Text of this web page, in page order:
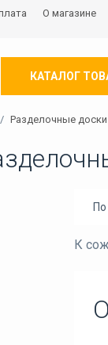
О магазине
КАТАЛОГ
Разделочные доски
К